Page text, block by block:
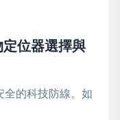
位器選擇與
全的科技防線。如